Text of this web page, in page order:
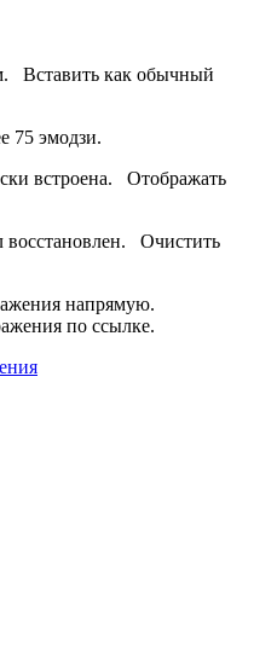
Вставить как обычный
75 эмодзи.
встроена. Отображать
Очистить
напрямую.
по ссылке.